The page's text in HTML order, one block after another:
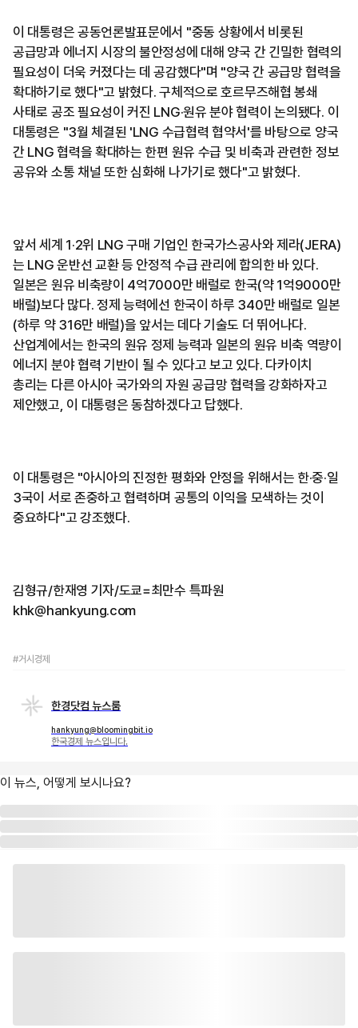
이 대통령은 공동언론발표문에서 "중동 상황에서 비롯된
공급망과 에너지 시장의 불안정성에 대해 양국 간 긴밀한 협력의
필요성이 더욱 커졌다는 데 공감했다"며 "양국 간 공급망 협력을
확대하기로 했다"고 밝혔다. 구체적으로 호르무즈해협 봉쇄
사태로 공조 필요성이 커진 LNG·원유 분야 협력이 논의됐다. 이
대통령은 "3월 체결된 'LNG 수급협력 협약서'를 바탕으로 양국
간 LNG 협력을 확대하는 한편 원유 수급 및 비축과 관련한 정보
공유와 소통 채널 또한 심화해 나가기로 했다"고 밝혔다.
앞서 세계 1·2위 LNG 구매 기업인 한국가스공사와 제라(JERA)
는 LNG 운반선 교환 등 안정적 수급 관리에 합의한 바 있다.
일본은 원유 비축량이 4억7000만 배럴로 한국(약 1억9000만
배럴)보다 많다. 정제 능력에선 한국이 하루 340만 배럴로 일본
(하루 약 316만 배럴)을 앞서는 데다 기술도 더 뛰어나다.
산업계에서는 한국의 원유 정제 능력과 일본의 원유 비축 역량이
에너지 분야 협력 기반이 될 수 있다고 보고 있다. 다카이치
총리는 다른 아시아 국가와의 자원 공급망 협력을 강화하자고
제안했고, 이 대통령은 동참하겠다고 답했다.
이 대통령은 "아시아의 진정한 평화와 안정을 위해서는 한·중·일
3국이 서로 존중하고 협력하며 공통의 이익을 모색하는 것이
중요하다"고 강조했다.
김형규/한재영 기자/도쿄=최만수 특파원
khk@hankyung.com
#거시경제
한경닷컴 뉴스룸
hankyung@bloomingbit.io
한국경제 뉴스입니다.
이 뉴스, 어떻게 보시나요?